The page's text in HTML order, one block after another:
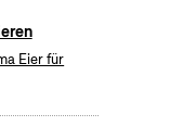
Eier für